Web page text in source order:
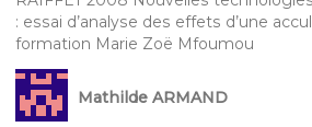
: essai d’analyse des effets d’une
formation Marie Zoë Mfoumou
Mathilde ARMAND